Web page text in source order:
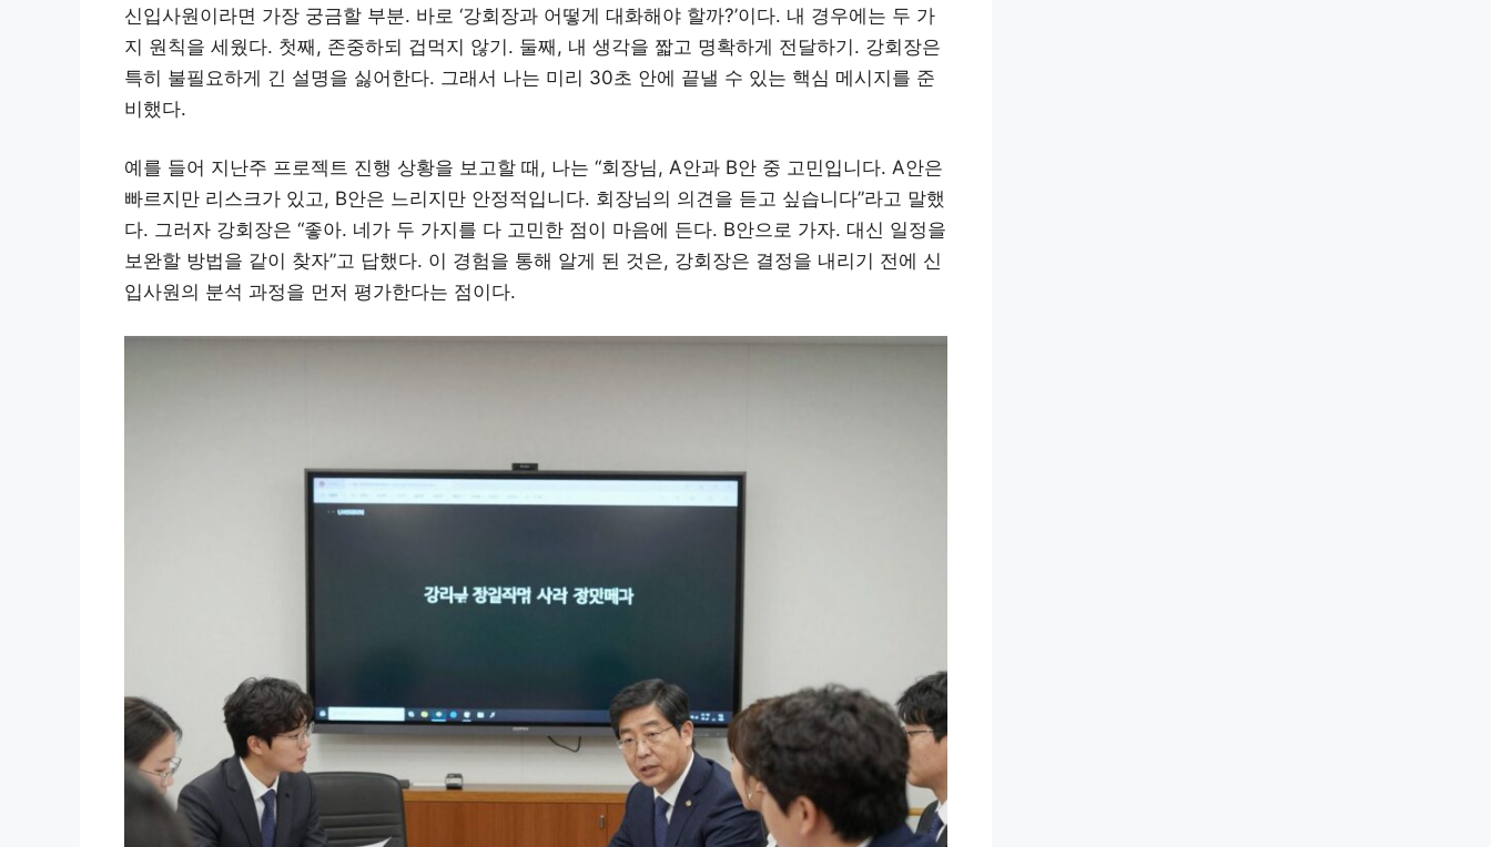
신입사원이라면 가장 궁금할 부분. 바로 ‘강회장과 어떻게 대화해야 할까?’이다. 내 경우에는 두 가
지 원칙을 세웠다. 첫째, 존중하되 겁먹지 않기. 둘째, 내 생각을 짧고 명확하게 전달하기. 강회장은
특히 불필요하게 긴 설명을 싫어한다. 그래서 나는 미리 30초 안에 끝낼 수 있는 핵심 메시지를 준
비했다.
예를 들어 지난주 프로젝트 진행 상황을 보고할 때, 나는 “회장님, A안과 B안 중 고민입니다. A안은
빠르지만 리스크가 있고, B안은 느리지만 안정적입니다. 회장님의 의견을 듣고 싶습니다”라고 말했
다. 그러자 강회장은 “좋아. 네가 두 가지를 다 고민한 점이 마음에 든다. B안으로 가자. 대신 일정을
보완할 방법을 같이 찾자”고 답했다. 이 경험을 통해 알게 된 것은, 강회장은 결정을 내리기 전에 신
입사원의 분석 과정을 먼저 평가한다는 점이다.